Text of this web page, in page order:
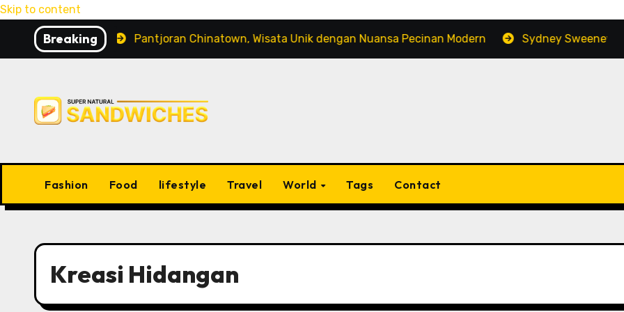
Skip to content
Breaking
Peliharaan Pantjoran Chinatown, Wisata Unik dengan Nuansa Pecinan Modern Sydney Sweeney:
Fashion Food lifestyle Travel World Tags Contact
Kreasi Hidangan